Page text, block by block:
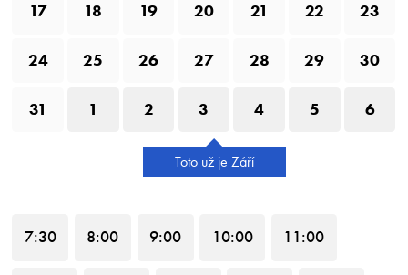
17 18 19 20 21 22 23
24 25 26 27 28 29 30
31 1 2 3 4 5 6
Toto už je Září
7:30 8:00 9:00 10:00 11:00